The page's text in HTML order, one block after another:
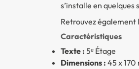
s’installe en
Retrouvez également
Caractéristiques
Texte : 5ᵉ Étage
Dimensions : 45 x 170